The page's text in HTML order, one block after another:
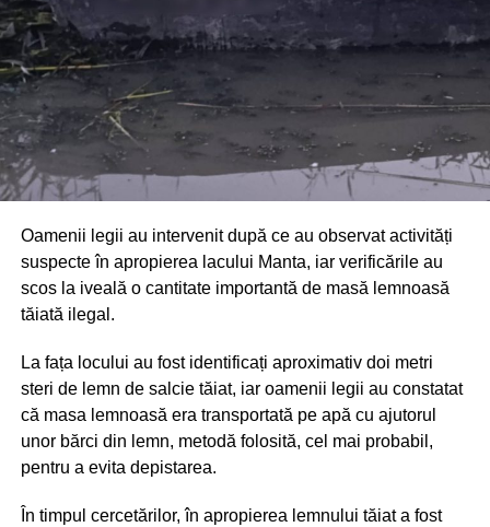
limitarea pagubelor.
Oamenii legii au intervenit după ce au observat activități
suspecte în apropierea lacului Manta, iar verificările au
scos la iveală o cantitate importantă de masă lemnoasă
tăiată ilegal.
La fața locului au fost identificați aproximativ doi metri
steri de lemn de salcie tăiat, iar oamenii legii au constatat
că masa lemnoasă era transportată pe apă cu ajutorul
unor bărci din lemn, metodă folosită, cel mai probabil,
pentru a evita depistarea.
În timpul cercetărilor, în apropierea lemnului tăiat a fost